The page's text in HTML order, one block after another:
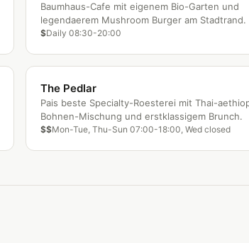
Baumhaus-Cafe mit eigenem Bio-Garten und
legendaerem Mushroom Burger am Stadtrand.
$Daily 08:30-20:00
The Pedlar
Pais beste Specialty-Roesterei mit Thai-
Bohnen-Mischung und erstklassigem Brunch.
$$Mon-Tue, Thu-Sun 07:00-18:00, Wed closed